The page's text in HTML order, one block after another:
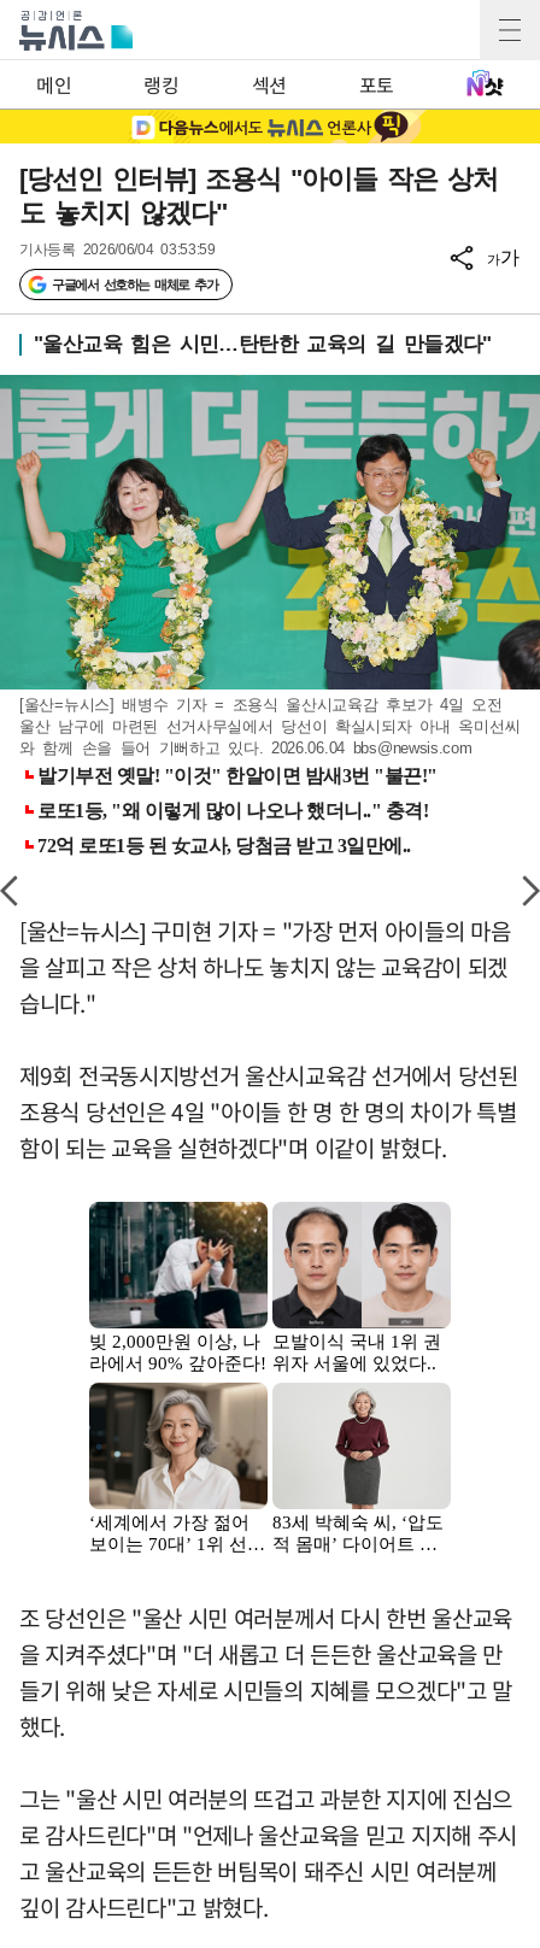
메인 랭킹 섹션 포토
[당선인 인터뷰] 조용식 "아이들 작은 상처
도 놓치지 않겠다"
기사등록 2026/06/04 03:53:59
구글에서 선호하는 매체로 추가
가가
"울산교육 힘은 시민…탄탄한 교육의 길 만들겠다"
[울산=뉴시스] 배병수 기자 = 조용식 울산시교육감 후보가 4일 오전
울산 남구에 마련된 선거사무실에서 당선이 확실시되자 아내 옥미선씨
와 함께 손을 들어 기뻐하고 있다. 2026.06.04 bbs@newsis.com
[울산=뉴시스] 구미현 기자 = "가장 먼저 아이들의 마음
을 살피고 작은 상처 하나도 놓치지 않는 교육감이 되겠
습니다."
제9회 전국동시지방선거 울산시교육감 선거에서 당선된
조용식 당선인은 4일 "아이들 한 명 한 명의 차이가 특별
함이 되는 교육을 실현하겠다"며 이같이 밝혔다.
조 당선인은 "울산 시민 여러분께서 다시 한번 울산교육
을 지켜주셨다"며 "더 새롭고 더 든든한 울산교육을 만
들기 위해 낮은 자세로 시민들의 지혜를 모으겠다"고 말
했다.
그는 "울산 시민 여러분의 뜨겁고 과분한 지지에 진심으
로 감사드린다"며 "언제나 울산교육을 믿고 지지해 주시
고 울산교육의 든든한 버팀목이 돼주신 시민 여러분께
깊이 감사드린다"고 밝혔다.